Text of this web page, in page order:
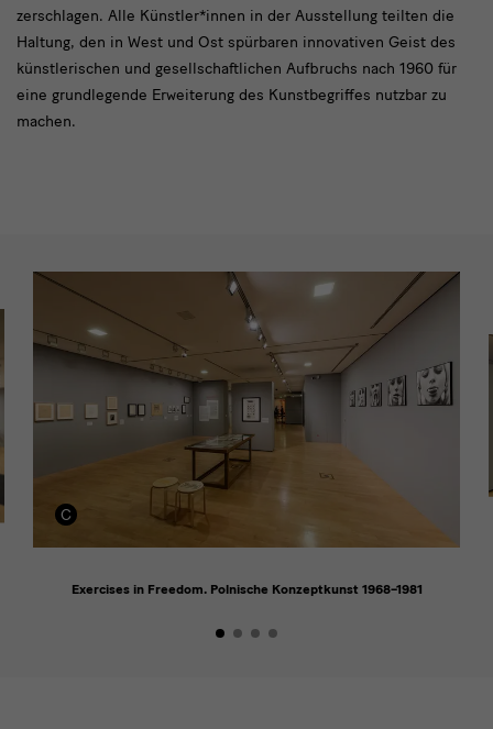
zerschlagen. Alle Künstler*innen in der Ausstellung teilten die
Haltung, den in West und Ost spürbaren innovativen Geist des
künstlerischen und gesellschaftlichen Aufbruchs nach 1960 für
eine grundlegende Erweiterung des Kunstbegriffes nutzbar zu
machen.
Impressionen
Exercises in Freedom. Polnische Konzeptkunst 1968–1981